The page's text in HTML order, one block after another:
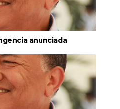
anunciada